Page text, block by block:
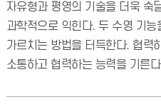
자유형과 평영의 기술을 더욱 숙
과학적으로 익힌다. 두 수영 기
가르치는 방법을 터득한다. 협력
소통하고 협력하는 능력을 기른